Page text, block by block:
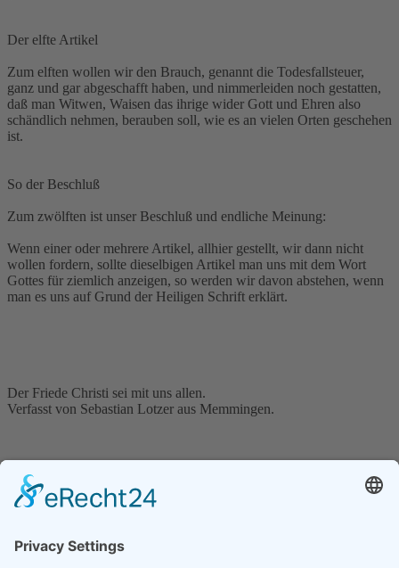
Der elfte Artikel
Zum elften wollen wir den Brauch, genannt die Todesfallsteuer,
ganz und gar abgeschafft haben, und nimmerleiden noch gestatten,
daß man Witwen, Waisen das ihrige wider Gott und Ehren also
schändlich nehmen, berauben soll, wie es an vielen Orten geschehen
ist.
So der Beschluß
Zum zwölften ist unser Beschluß und endliche Meinung:
Wenn einer oder mehrere Artikel, allhier gestellt, wir dann nicht
wollen fordern, sollte dieselbigen Artikel man uns mit dem Wort
Gottes für ziemlich anzeigen, so werden wir davon abstehen, wenn
man es uns auf Grund der Heiligen Schrift erklärt.
Der Friede Christi sei mit uns allen.
Verfasst von Sebastian Lotzer aus Memmingen.
Der Seehaufen
Historie
Der Aufstand & die Bauern